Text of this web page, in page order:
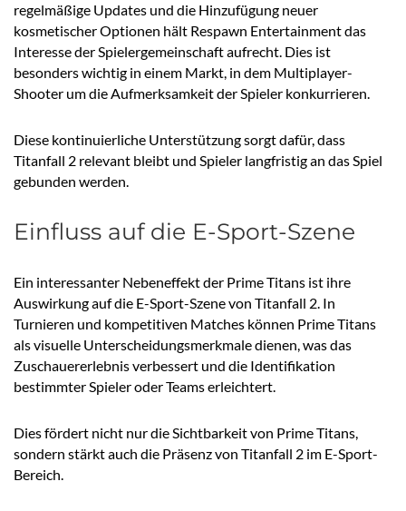
regelmäßige Updates und die Hinzufügung neuer
kosmetischer Optionen hält Respawn Entertainment das
Interesse der Spielergemeinschaft aufrecht. Dies ist
besonders wichtig in einem Markt, in dem Multiplayer-
Shooter um die Aufmerksamkeit der Spieler konkurrieren.
Diese kontinuierliche Unterstützung sorgt dafür, dass
Titanfall 2 relevant bleibt und Spieler langfristig an das Spiel
gebunden werden.
Einfluss auf die E-Sport-Szene
Ein interessanter Nebeneffekt der Prime Titans ist ihre
Auswirkung auf die E-Sport-Szene von Titanfall 2. In
Turnieren und kompetitiven Matches können Prime Titans
als visuelle Unterscheidungsmerkmale dienen, was das
Zuschauererlebnis verbessert und die Identifikation
bestimmter Spieler oder Teams erleichtert.
Dies fördert nicht nur die Sichtbarkeit von Prime Titans,
sondern stärkt auch die Präsenz von Titanfall 2 im E-Sport-
Bereich.